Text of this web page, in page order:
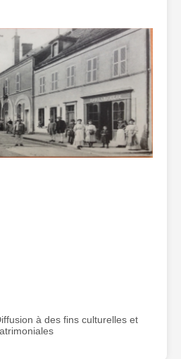
à des fins culturelles et